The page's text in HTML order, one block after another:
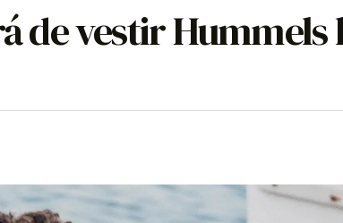
de vestir